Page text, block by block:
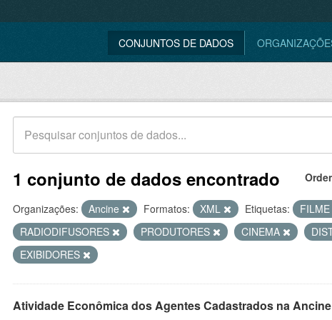
CONJUNTOS DE DADOS
1 conjunto de dados encontrado
Organizações: Ancine Formatos: XML Etiquetas: FILME
RADIODIFUSORES
PRODUTORES CINEMA
EXIBIDORES
Atividade Econômica dos Agentes Cadastrados na Ancine